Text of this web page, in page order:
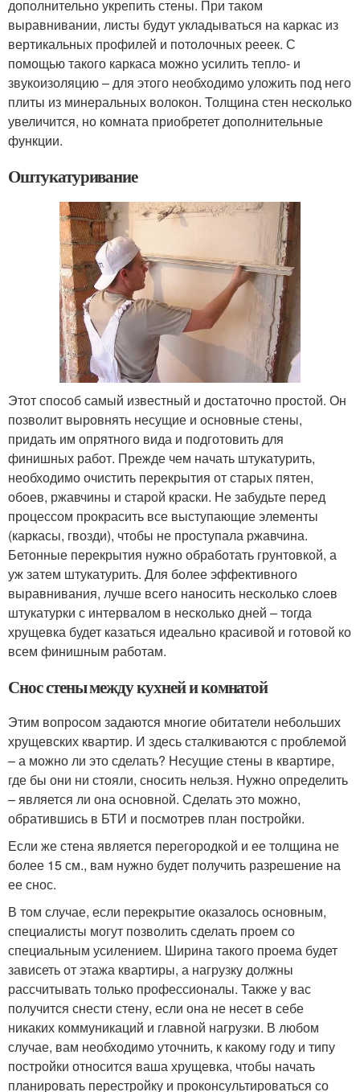
дополнительно укрепить стены. При таком
выравнивании, листы будут укладываться на каркас из
вертикальных профилей и потолочных рееек. С
помощью такого каркаса можно усилить тепло- и
звукоизоляцию – для этого необходимо уложить под него
плиты из минеральных волокон. Толщина стен несколько
увеличится, но комната приобретет дополнительные
функции.
Оштукатуривание
Этот способ самый известный и достаточно простой. Он
позволит выровнять несущие и основные стены,
придать им опрятного вида и подготовить для
финишных работ. Прежде чем начать штукатурить,
необходимо очистить перекрытия от старых пятен,
обоев, ржавчины и старой краски. Не забудьте перед
процессом прокрасить все выступающие элементы
(каркасы, гвозди), чтобы не проступала ржавчина.
Бетонные перекрытия нужно обработать грунтовкой, а
уж затем штукатурить. Для более эффективного
выравнивания, лучше всего наносить несколько слоев
штукатурки с интервалом в несколько дней – тогда
хрущевка будет казаться идеально красивой и готовой ко
всем финишным работам.
Снос стены между кухней и комнатой
Этим вопросом задаются многие обитатели небольших
хрущевских квартир. И здесь сталкиваются с проблемой
– а можно ли это сделать? Несущие стены в квартире,
где бы они ни стояли, сносить нельзя. Нужно определить
– является ли она основной. Сделать это можно,
обратившись в БТИ и посмотрев план постройки.
Если же стена является перегородкой и ее толщина не
более 15 см., вам нужно будет получить разрешение на
ее снос.
В том случае, если перекрытие оказалось основным,
специалисты могут позволить сделать проем со
специальным усилением. Ширина такого проема будет
зависеть от этажа квартиры, а нагрузку должны
рассчитывать только профессионалы. Также у вас
получится снести стену, если она не несет в себе
никаких коммуникаций и главной нагрузки. В любом
случае, вам необходимо уточнить, к какому году и типу
постройки относится ваша хрущевка, чтобы начать
планировать перестройку и проконсультироваться со